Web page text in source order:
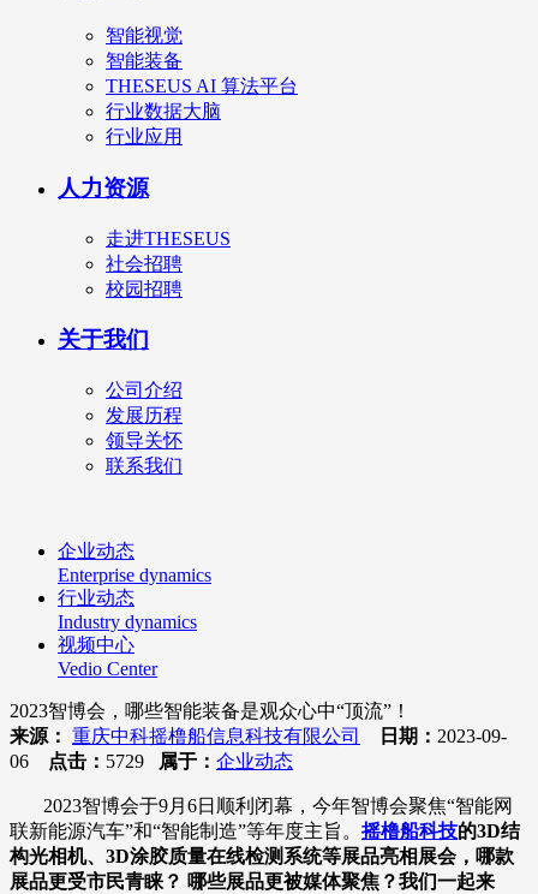
智能视觉
智能装备
THESEUS AI 算法平台
行业数据大脑
行业应用
人力资源
走进THESEUS
社会招聘
校园招聘
关于我们
公司介绍
发展历程
领导关怀
联系我们
企业动态
Enterprise dynamics
行业动态
Industry dynamics
视频中心
Vedio Center
2023智博会，哪些智能装备是观众心中“顶流”！
来源： 重庆中科摇橹船信息科技有限公司 日期： 2023-09-
06
点击： 5729 属于： 企业动态
2023智博会于9月6日顺利闭幕，今年智博会聚焦“智能网
联新能源汽车”和“智能制造”等年度主旨。 摇橹船科技的3D结
构光相机、3D涂胶质量在线检测系统等展品亮相展会，哪款
展品更受市民青睐？ 哪些展品更被媒体聚焦？我们一起来